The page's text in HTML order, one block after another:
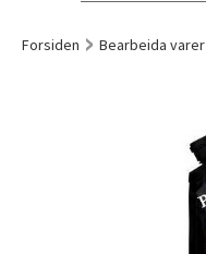
Forsiden Bearbeida varer